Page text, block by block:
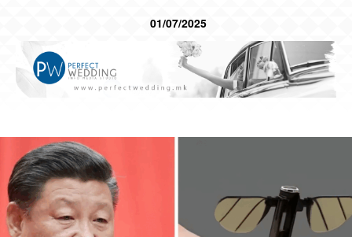
01/07/2025